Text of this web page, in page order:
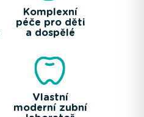
Komplexní
péče pro děti
a dospělé
Vlastní
moderní zubní